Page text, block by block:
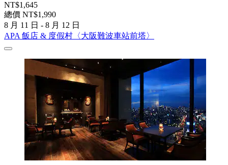
NT$1,645
總價 NT$1,990
8 月 11 日 - 8 月 12 日
APA 飯店 & 度假村〈大阪難波車站前塔〉